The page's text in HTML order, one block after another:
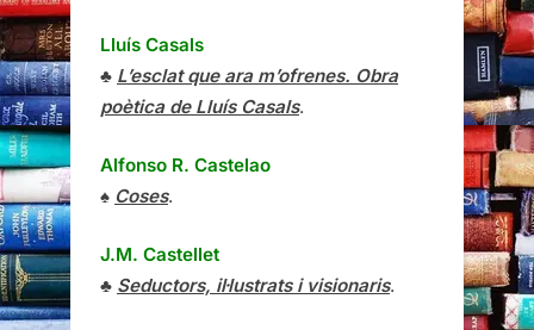
Lluís Casals
♣ L’esclat que ara m’ofrenes. Obra
poètica de Lluís Casals.
Alfonso R. Castelao
♠ Coses.
J.M. Castellet
♣ Seductors, il·lustrats i visionaris.